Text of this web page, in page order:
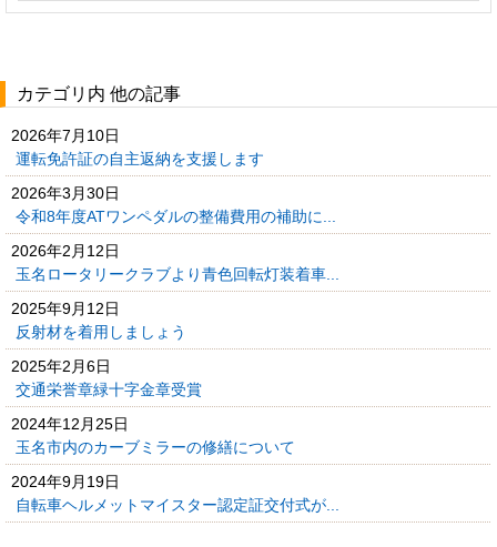
カテゴリ内 他の記事
2026年7月10日
運転免許証の自主返納を支援します
2026年3月30日
令和8年度ATワンペダルの整備費用の補助に...
2026年2月12日
玉名ロータリークラブより青色回転灯装着車...
2025年9月12日
反射材を着用しましょう
2025年2月6日
交通栄誉章緑十字金章受賞
2024年12月25日
玉名市内のカーブミラーの修繕について
2024年9月19日
自転車ヘルメットマイスター認定証交付式が...